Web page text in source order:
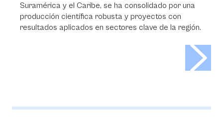
Suramérica y el Caribe, se ha consolidado por una
producción científica robusta y proyectos con
resultados aplicados en sectores clave de la región.